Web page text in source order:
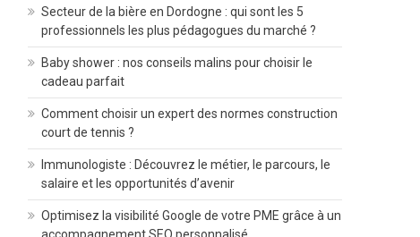
Secteur de la bière en Dordogne : qui sont les 5
professionnels les plus pédagogues du marché ?
Baby shower : nos conseils malins pour choisir le
cadeau parfait
Comment choisir un expert des normes construction
court de tennis ?
Immunologiste : Découvrez le métier, le parcours, le
salaire et les opportunités d’avenir
Optimisez la visibilité Google de votre PME grâce à un